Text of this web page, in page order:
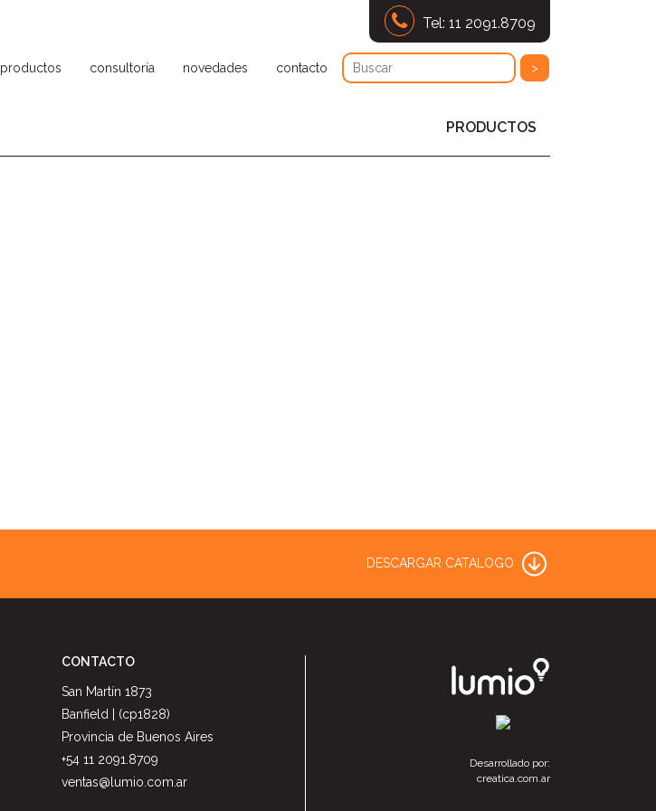
Tel: 11 2091.8709
productos consultoría novedades contacto
PRODUCTOS
DESCARGAR CATALOGO
CONTACTO
San Martín 1873
Banfield | (cp1828)
Provincia de Buenos Aires
+54 11 2091.8709
ventas@lumio.com.ar
Desarrollado por:
creatica.com.ar